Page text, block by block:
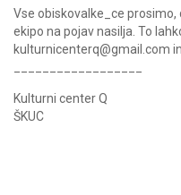
Vse obiskovalke_ce
ekipo na pojav nasilja. To
kulturnicenterq@gmail.com
Kulturni center Q
ŠKUC